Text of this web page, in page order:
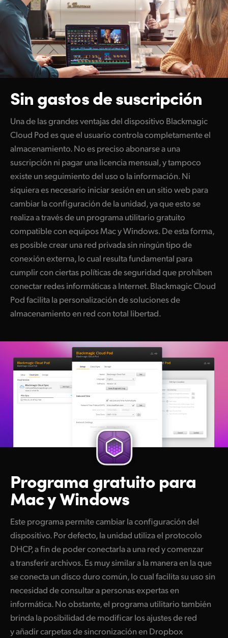
Sin gastos de suscripción
Una de las grandes ventajas del dispositivo Blackmagic
Cloud Pod es que el usuario controla completamente el
almacenamiento. No es preciso abonarse a una
suscripción ni pagar una licencia mensual, y tampoco
existe un seguimiento del uso o la información. Ni
siquiera es necesario iniciar sesión en un sitio web para
cambiar la configuración de la unidad, ya que esto se
realiza a través de un programa utilitario gratuito
compatible con equipos Mac y Windows. De esta forma,
es posible crear una red privada sin ningún tipo de
conexión externa, lo cual resulta fundamental para
cumplir con ciertas políticas de seguridad que prohíben
conectar redes informáticas a Internet. Blackmagic Cloud
Pod facilita la personalización de soluciones de
almacenamiento en red con total libertad.
Programa gratuitopara
Mac y Windows
Este programa permite cambiar la configuración del
dispositivo. Por defecto, la unidad utiliza el protocolo
DHCP, a fin de poder conectarla a una red y comenzar
a transferir archivos. Es muy similar a la manera en la que
se conecta un disco duro común, lo cual facilita su uso sin
necesidad de consultar a personas expertas en
informática. No obstante, el programa utilitario también
brinda la posibilidad de modificar los ajustes de red
y añadir carpetas de sincronización en Dropbox